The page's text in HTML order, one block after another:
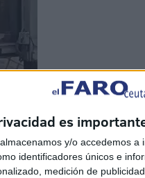
es
almacenamos y/o accedemos a
identificadores únicos e
medición de